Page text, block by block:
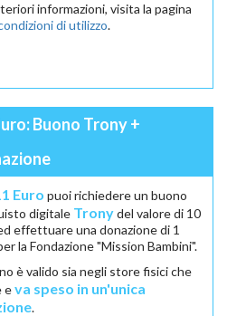
informazioni, visita la pagina
di utilizzo.
Buono Trony +
Euro puoi richiedere un buono
digitale Tronydel valore di 10
effettuare una donazione di 1
la Fondazione "Mission Bambini".
è valido sia negli store fisici che
eva speso in un'unica
.